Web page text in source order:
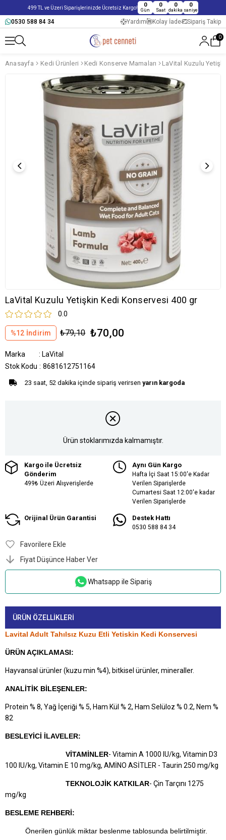
499 TL ve Üzeri Siparişlerinizde Ücretsiz Kargo! 0
Gün
0
Saat
0
dakika
0
saniye
0530 588 84 34 Yardım Kolay İade Sipariş Takip
0
Anasayfa Kedi Ürünleri Kedi Konserve Mamaları LaVital Kuzulu
LaVital Kuzulu Yetişkin Kedi Konservesi 400 gr
0.0
%12 İndirim ₺79,10 ₺70,00
Marka : LaVital
Stok Kodu
8681612751164
23 saat, 52 dakika içinde sipariş verirsen yarın kargoda
Ürün stoklarımızda kalmamıştır.
Kargo ile Ücretsiz
Gönderim
499₺ Üzeri Alışverişlerde
Aynı Gün Kargo
Hafta İçi Saat 15:00'e Kadar
Verilen Siparişlerde
Cumartesi Saat 12:00'e kadar
Verilen Siparişlerde
Orijinal Ürün Garantisi Destek Hattı
0530 588 84 34
Favorilere Ekle
Fiyat Düşünce Haber Ver
Whatsapp ile Sipariş
ÜRÜN ÖZELLIKLERI
Lavital Adult Tahılsız Kuzu Etli Yetiskin Kedi Konservesi
ÜRÜN AÇIKLAMASI:
Hayvansal ürünler (kuzu min %4), bitkisel ürünler, mineraller.
ANALİTİK BİLEŞENLER:
Protein % 8, Yağ İçeriği % 5, Ham Kül % 2, Ham Selüloz % 0.2, Nem %
82
BESLEYİCİ İLAVELER:
VİTAMİNLER- Vitamin A 1000 IU/kg, Vitamin D3
100 IU/kg, Vitamin E 10 mg/kg, AMİNO ASİTLER - Taurin 250 mg/kg
TEKNOLOJİK KATKILAR- Çin Tarçını 1275
mg/kg
BESLEME REHBERİ:
Önerilen günlük miktar beslenme tablosunda belirtilmiştir.